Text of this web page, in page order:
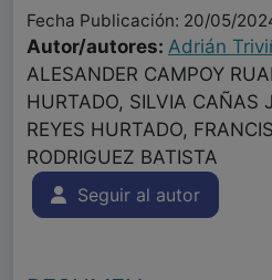
Fecha Publicación: 20/05/
Autor/autores: Adrián
ALESANDER CAMPOY
HURTADO, SILVIA CAÑAS
REYES HURTADO,
RODRIGUEZ BATISTA
Seguir al autor